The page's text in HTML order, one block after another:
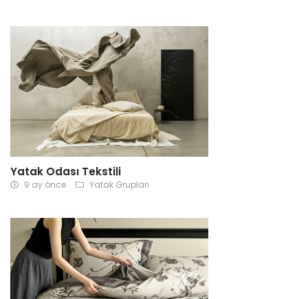
Yatak Odası Tekstili
9 ay önce Yatak Grupları